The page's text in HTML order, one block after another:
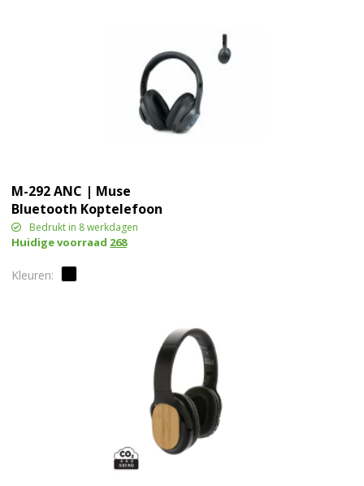
M-292 ANC | Muse
Bluetooth Koptelefoon
met ANC
Bedrukt in 8 werkdagen
Huidige voorraad 268